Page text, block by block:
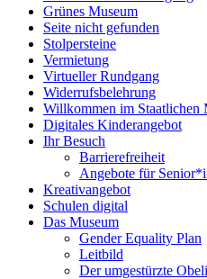
Grünes Museum
Seite nicht gefunden
Stolpersteine
Vermietung
Virtueller Rundgang
Widerrufsbelehrung
Willkommen im Staatlichen
Digitales Kinderangebot
Ihr Besuch
Barrierefreiheit
Angebote für
Kreativangebot
Schulen digital
Das Museum
Gender Equality Plan
Leitbild
Der umgestürzte